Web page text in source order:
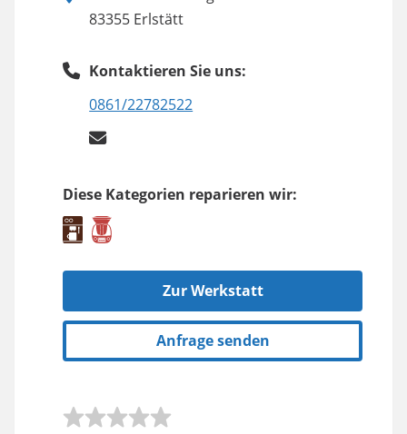
83355 Erlstätt
Kontaktieren Sie uns:
0861/22782522
Diese Kategorien reparieren wir:
Zur Werkstatt
Anfrage senden